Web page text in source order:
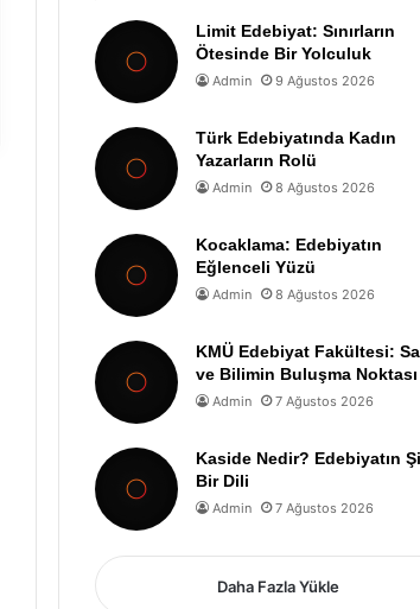
Limit Edebiyat: Sınırların
Ötesinde Bir Yolculuk
Admin 9 Ağustos 2026
Türk Edebiyatında Kadın
Yazarların Rolü
Admin 8 Ağustos 2026
Kocaklama: Edebiyatın
Eğlenceli Yüzü
Admin 8 Ağustos 2026
KMÜ Edebiyat Fakültesi:
ve Bilimin Buluşma Noktası
Admin 7 Ağustos 2026
Kaside Nedir? Edebiyatın
Bir Dili
Admin 7 Ağustos 2026
Daha Fazla Yükle